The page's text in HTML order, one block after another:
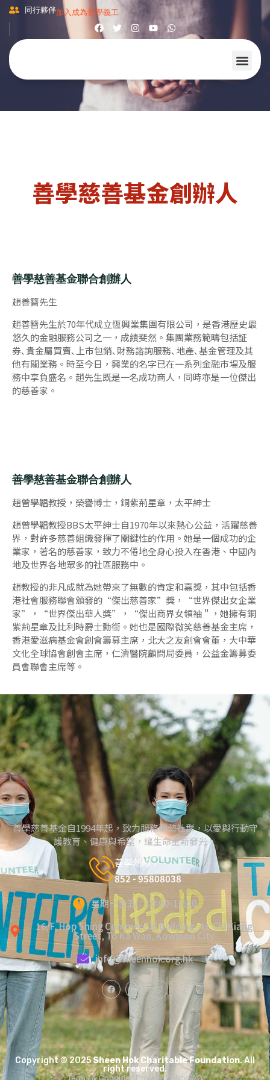
同行夥伴加入成為善學義工
善學慈善基金創辦人
善學慈善基金聯合創辦人
趙善簪先生
趙善簪先生於70年代成立恆興業集團有限公司，是香港歷史最
悠久的金融服務公司之一，成績斐然。集團業務範疇包括証
券､貴金屬買賣､上市包銷､財務諮詢服務､地產､基金管理及其
他有關業務。時至今日，興業的名字已在一系列金融市場及服
務中享負盛名。趙先生既是一名成功商人，同時亦是一位傑出
的慈善家。
善學慈善基金聯合創辦人
趙曾學韞教授，榮譽博士，銅紫荊星章，太平紳士
趙曾學韞教授BBS太平紳士自1970年以來熱心公益，活躍慈善
界，對許多慈善組織發揮了關鍵性的作用。她是一個成功的企
業家，著名的慈善家，致力不倦地全身心投入在香港、中國內
地及世界各地眾多的社區服務中。
趙教授的非凡成就為她帶來了無數的肯定和嘉獎，其中包括香
港社會服務聯會頒發的“傑出慈善家”獎，“世界傑出女企業
家”，“世界傑出華人獎”，“傑出商界女領袖＂，她擁有銅
紫荊星章及比利時爵士勳銜。她也是國際微笑慈善基金主席，
香港愛滋病基金會創會籌募主席，北大之友創會會董，大中華
文化全球協會創會主席，仁濟醫院顧問局委員，公益金籌募委
員會聯會主席等。
善學慈善基金自1994年起，致力服務弱勢社群，以愛與行動守
護教育、健康與希望，讓生命重新發光。
善學熱線：
852 - 95808038
星期一至五：10:00-18:00
16/F, Hop Shing Commercial Building, 41 Chi Kiang
Street, To Ka Wan, Kowloon City
info@sheenhok.org.hk
Copyright © 2025Sheen Hok Charitable Foundation. All
right reserved.
Terms & Condition Privacy PolicyFAQ